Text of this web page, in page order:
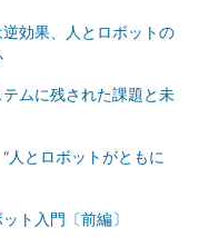
効果、人とロボットの
ムに残された課題と未
人とロボットがともに
ト入門〔前編〕